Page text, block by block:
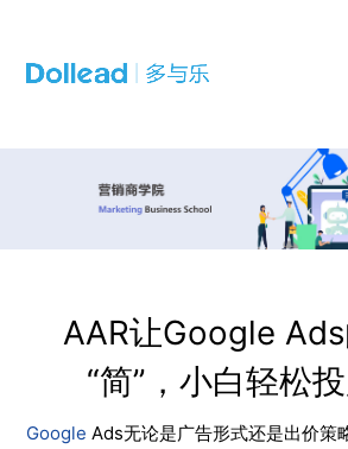
AAR让Google Ads
“简”，小白轻松投
Google Ads无论是广告形式还是出价策